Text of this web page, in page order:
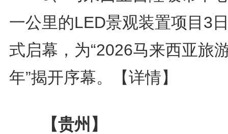
一公里的LED景观装置项目3
式启幕，为“2026马来西亚旅
年”揭开序幕。
【详情】
【贵州】